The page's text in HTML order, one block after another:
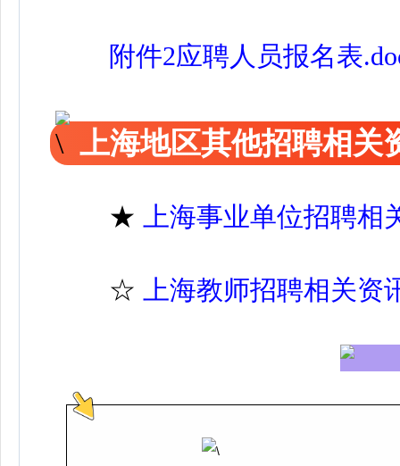
附件2应聘人员报名表
上海地区其他招聘相关
★ 上海事业单位招聘相
☆ 上海教师招聘相关资